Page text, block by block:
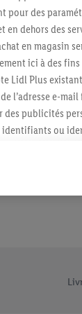
pour des
en dehors des
en magasin
ici à des
Lidl Plus
l’adresse e-
publicités
identifiants ou
(par
être
peuvent vous
tous les
de